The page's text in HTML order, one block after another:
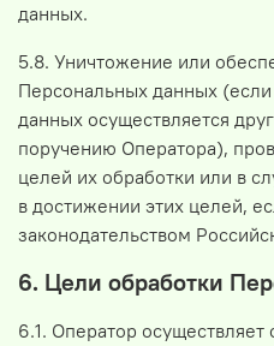
данных.
5.8. Уничтожение или
Персональных данных
данных осуществляется
поручению Оператора),
целей их обработки или в
в достижении этих целей,
законодательством
6. Цели обработки
6.1. Оператор